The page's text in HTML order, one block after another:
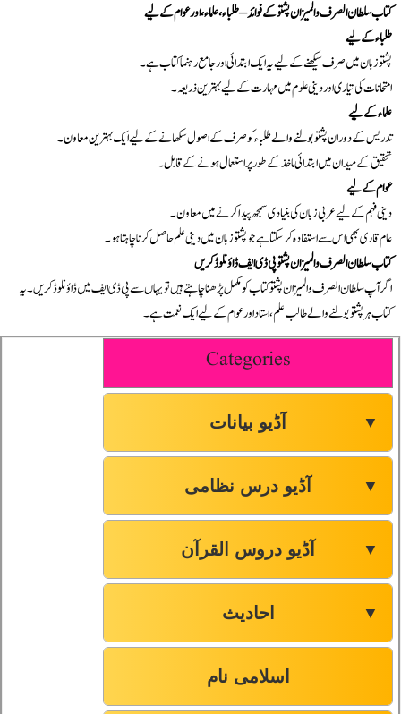
کتاب سلطان الصرف والميزان پشتو کے فوائد – طلباء، علماء، اور عوام کے لیے
طلباء کے لیے
پشتو زبان میں صرف سیکھنے کے لیے یہ ایک ابتدائی اور جامع رہنما کتاب ہے۔
امتحانات کی تیاری اور دینی علوم میں مہارت کے لیے بہترین ذریعہ۔
علماء کے لیے
تدریس کے دوران پشتو بولنے والے طلباء کو صرف کے اصول سکھانے کے لیے ایک بہترین معاون۔
تحقیق کے میدان میں ابتدائی ماخذ کے طور پر استعمال ہونے کے قابل۔
عوام کے لیے
دینی فہم کے لیے عربی زبان کی بنیادی سمجھ پیدا کرنے میں معاون۔
عام قاری بھی اس سے استفادہ کر سکتا ہے جو پشتو زبان میں دینی علم حاصل کرنا چاہتا ہو۔
کتاب سلطان الصرف والميزان پشتو پی ڈی ایف ڈاؤنلوڈ کریں
اگر آپ سلطان الصرف والميزان پشتو کتاب کو مکمل پڑھنا چاہتے ہیں تو یہاں سے پی ڈی ایف میں ڈاؤنلوڈ کریں۔ یہ
کتاب ہر پشتو بولنے والے طالب علم، استاد اور عوام کے لیے ایک نعمت ہے۔
Categories
آڈیو بیانات ▼
آڈیو درس نظامی ▼
آڈیو دروس القرآن ▼
احادیث ▼
اسلامی نام